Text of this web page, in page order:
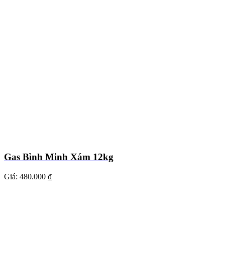
Gas Bình Minh Xám 12kg
Giá: 480.000 ₫